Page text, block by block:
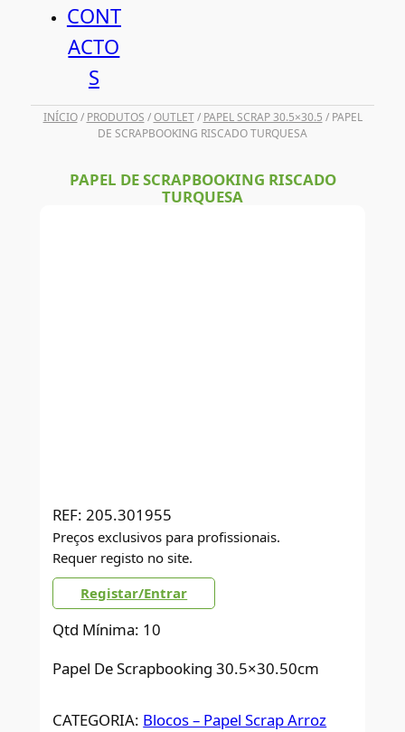
CONT
ACTO
S
INÍCIO/ PRODUTOS /OUTLET/ PAPEL SCRAP 30.5×30.5 / PAPEL
DE SCRAPBOOKING RISCADO TURQUESA
PAPEL DE SCRAPBOOKING RISCADO
TURQUESA
REF: 205.301955
Preços exclusivos para profissionais.
Requer registo no site.
Registar/Entrar
Qtd Mínima: 10
Papel De Scrapbooking 30.5×30.50cm
CATEGORIA: Blocos – Papel Scrap Arroz